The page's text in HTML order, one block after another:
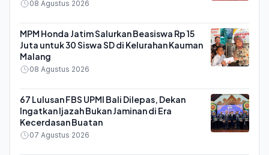
08 Agustus 2026
MPM Honda Jatim Salurkan Beasiswa Rp 15
Juta untuk 30 Siswa SD di Kelurahan Kauman
Malang
08 Agustus 2026
67 Lulusan FBS UPMI Bali Dilepas, Dekan
Ingatkan Ijazah Bukan Jaminan di Era
Kecerdasan Buatan
07 Agustus 2026